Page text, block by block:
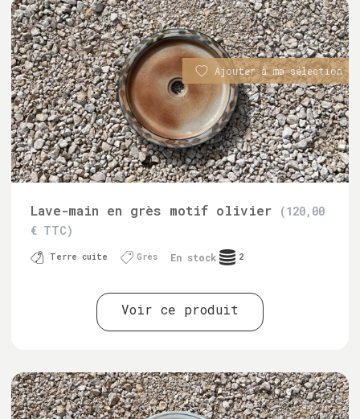
Ajouter à ma sélection
Lave-main en grès motif olivier
(120,00
€ TTC)
Terre cuite Grès En stock 2
Voir ce produit